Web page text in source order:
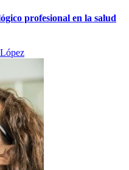
profesional en la salud